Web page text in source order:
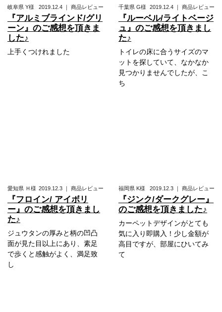
岐阜県 Y様 2019.12.4 ｜ 商品レビュー
『アルミブラインド/グリ
ーン』のご感想を頂きま
した♪
上手くつけれました
千葉県 G様 2019.12.4 ｜ 商品レビュー
『ルーベル/ライトベージ
ュ』のご感想を頂きまし
た♪
トイレの床に合うサイズのマ
ットを探していて、なかなか
見つかりませんでしたが、こ
ち
愛知県 Ｈ様 2019.12.3 ｜ 商品レビュー
『フロイン/ アイボリ
ー』のご感想を頂きまし
た♪
ジュウタンの厚みと柄の凹凸
面が見た目以上にあり、素足
で歩くと感触がよく、満足致
し
福岡県 K様 2019.12.3 ｜ 商品レビュー
『ジンク/ダークグレー』
のご感想を頂きました♪
カーペットデザインがとても
気に入り即購入！少し金額が
高目ですが、部屋にひいてみ
て